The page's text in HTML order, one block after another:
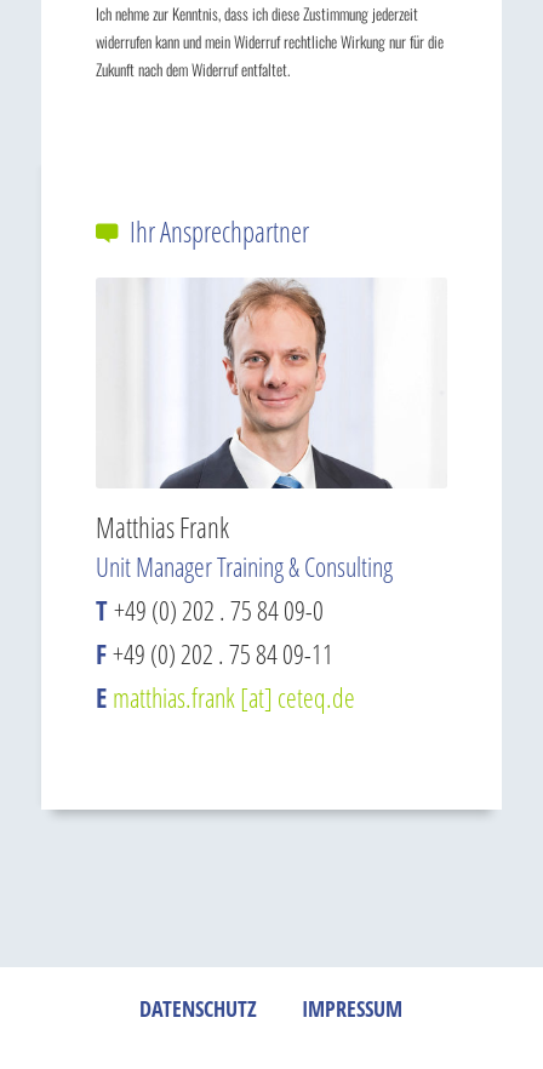
Ich nehme zur Kenntnis, dass ich diese Zustimmung jederzeit
widerrufen kann und mein Widerruf rechtliche Wirkung nur für die
Zukunft nach dem Widerruf entfaltet.
Ihr Ansprechpartner
Matthias Frank
Unit Manager Training & Consulting
T+49 (0) 202 . 75 84 09-0
F+49 (0) 202 . 75 84 09-11
E matthias.frank [at] ceteq.de
DATENSCHUTZ IMPRESSUM